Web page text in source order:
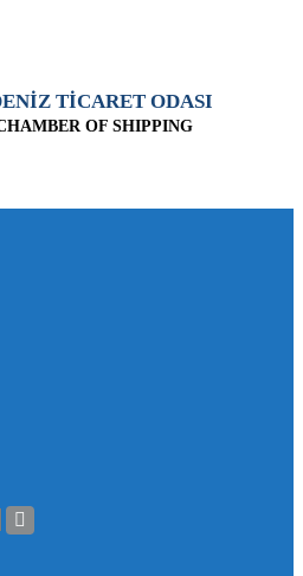
TİCARET ODASI
OF SHIPPING